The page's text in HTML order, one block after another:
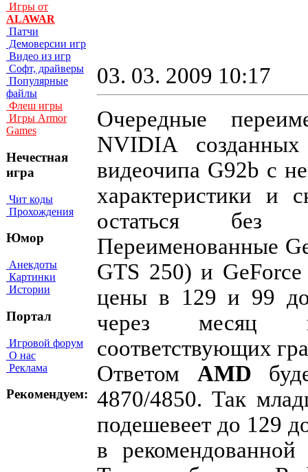
Игры от
ALAWAR
Патчи
Демоверсии игр
Видео из игр
Софт, драйверы
Популярные
файлы
Флеш игры
Игры Armor
Games
Нечестная
игра
Чит коды
Прохождения
Юмор
Анекдоты
Картинки
Истории
Портал
Игровой форум
О нас
Реклама
Рекомендуем:
03. 03. 2009 10:17
Очередные
NVIDIA
видеочипа G92b с
характеристики и
остаться
Переименованные
GTS 250) и
цены в 129 и 99
через месяц
соответствующих
Ответом AMD
4870/4850. Так
подешевеет до 129
в